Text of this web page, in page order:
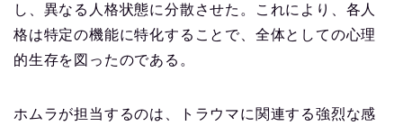
し、異なる人格状態に分散させた。これにより、各人
格は特定の機能に特化することで、全体としての心理
的生存を図ったのである。
ホムラが担当するのは、トラウマに関連する強烈な感